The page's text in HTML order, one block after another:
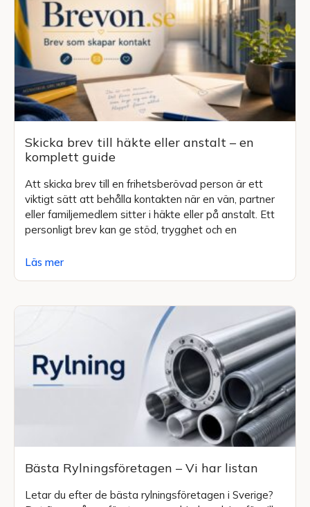
Skicka brev till häkte eller anstalt – en
komplett guide
Att skicka brev till en frihetsberövad person är ett
viktigt sätt att behålla kontakten när en vän, partner
eller familjemedlem sitter i häkte eller på anstalt. Ett
personligt brev kan ge stöd, trygghet och en
Läs mer
Bästa Rylningsföretagen – Vi har listan
Letar du efter de bästa rylningsföretagen i Sverige?